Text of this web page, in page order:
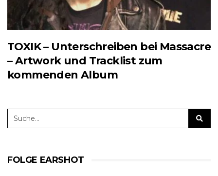
TOXIK – Unterschreiben bei Massacre
– Artwork und Tracklist zum
kommenden Album
FOLGE EARSHOT